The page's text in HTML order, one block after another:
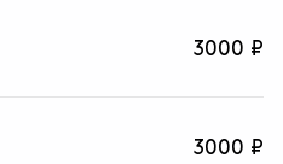
3000 ₽
3000 ₽